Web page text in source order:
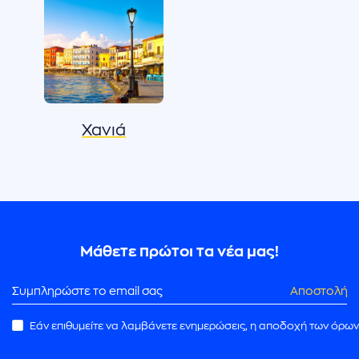
Χανιά
Μάθετε πρώτοι τα νέα μας!
Αποστολή
Εάν επιθυμείτε να λαμβάνετε ενημερώσεις, η αποδοχή των όρων